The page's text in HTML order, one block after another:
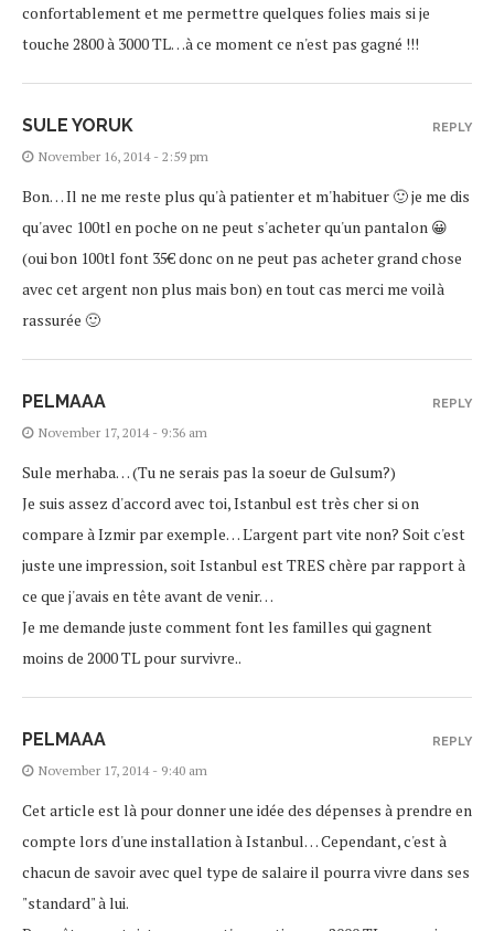
confortablement et me permettre quelques folies mais si je
touche 2800 à 3000 TL…à ce moment ce n'est pas gagné !!!
SULE YORUK
November 16, 2014 - 2:59 pm
Bon… Il ne me reste plus qu'à patienter et m'habituer 🙂 je me dis
qu'avec 100tl en poche on ne peut s'acheter qu'un pantalon 😀
(oui bon 100tl font 35€ donc on ne peut pas acheter grand chose
avec cet argent non plus mais bon) en tout cas merci me voilà
rassurée 🙂
REPLY
PELMAAA
November 17, 2014 - 9:36 am
Sule merhaba… (Tu ne serais pas la soeur de Gulsum?)
Je suis assez d'accord avec toi, Istanbul est très cher si on
compare à Izmir par exemple… L'argent part vite non? Soit c'est
juste une impression, soit Istanbul est TRES chère par rapport à
ce que j'avais en tête avant de venir…
Je me demande juste comment font les familles qui gagnent
moins de 2000 TL pour survivre..
REPLY
PELMAAA
November 17, 2014 - 9:40 am
Cet article est là pour donner une idée des dépenses à prendre en
compte lors d'une installation à Istanbul… Cependant, c'est à
chacun de savoir avec quel type de salaire il pourra vivre dans ses
"standard" à lui.
REPLY